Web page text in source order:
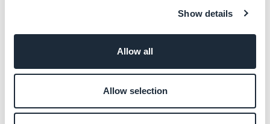
Show details
Allow all
Allow selection
Gerenciar os formulários e o
Saiba mais→